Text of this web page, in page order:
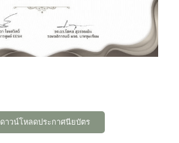
ดาวน์โหลดประกาศนียบัตร